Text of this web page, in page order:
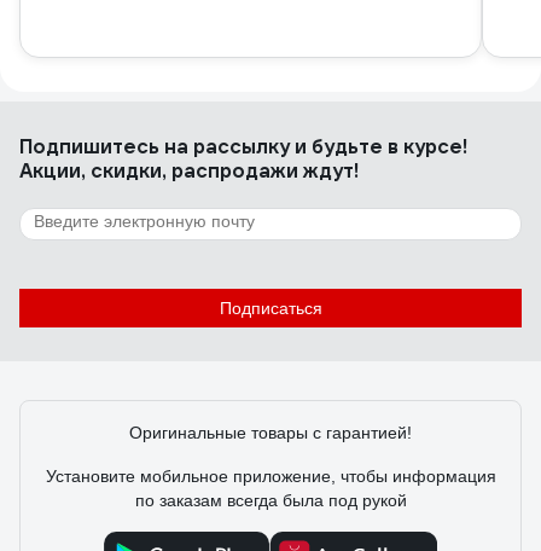
Подпишитесь на рассылкуи будьте в курсе!
Акции, скидки, распродажи ждут!
Подписаться
Оригинальные товары с гарантией!
Установите мобильное приложение, чтобы информация
по заказам всегда была под рукой